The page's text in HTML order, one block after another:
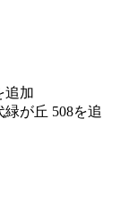
追加
が丘 508を追